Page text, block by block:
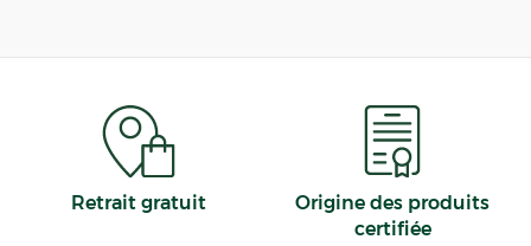
Retrait gratuit
Origine des produits
certifiée